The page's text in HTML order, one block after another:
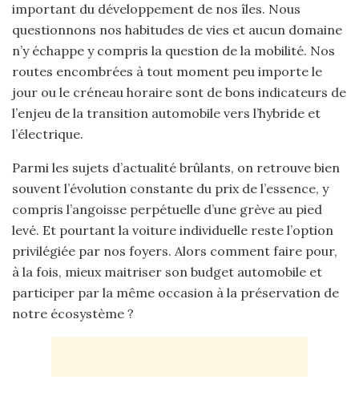
important du développement de nos îles. Nous
questionnons nos habitudes de vies et aucun domaine
n’y échappe y compris la question de la mobilité. Nos
routes encombrées à tout moment peu importe le
jour ou le créneau horaire sont de bons indicateurs de
l’enjeu de la transition automobile vers l’hybride et
l’électrique.
Parmi les sujets d’actualité brûlants, on retrouve bien
souvent l’évolution constante du prix de l’essence, y
compris l’angoisse perpétuelle d’une grève au pied
levé. Et pourtant la voiture individuelle reste l’option
privilégiée par nos foyers. Alors comment faire pour,
à la fois, mieux maitriser son budget automobile et
participer par la même occasion à la préservation de
notre écosystème ?